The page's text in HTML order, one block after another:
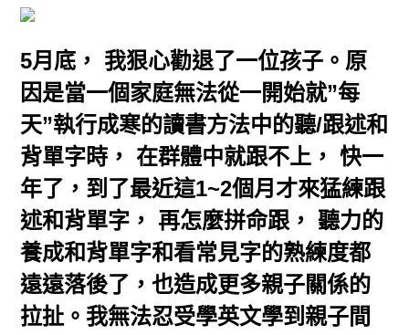
5月底， 我狠心勸退了一位孩子。原
因是當一個家庭無法從一開始就”每
天”執行成寒的讀書方法中的聽/跟述和
背單字時， 在群體中就跟不上， 快一
年了，到了最近這1~2個月才來猛練跟
述和背單字， 再怎麼拼命跟， 聽力的
養成和背單字和看常見字的熟練度都
遠遠落後了，也造成更多親子關係的
拉扯。我無法忍受學英文學到親子間